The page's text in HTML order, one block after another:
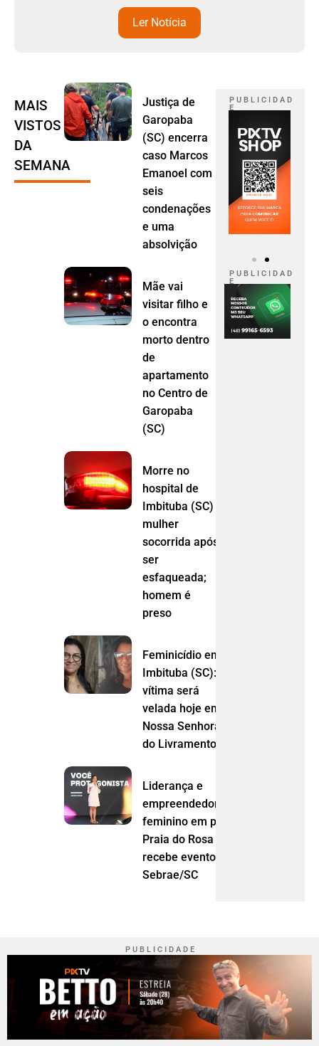
Ler Notícia
MAIS
VISTOS
DA
SEMANA
Justiça de
Garopaba
(SC) encerra
caso Marcos
Emanoel com
seis
condenações
e uma
absolvição
Mãe vai
visitar filho e
o encontra
morto dentro
de
apartamento
no Centro de
Garopaba
(SC)
Morre no
hospital de
Imbituba (SC)
mulher
socorrida após
ser
esfaqueada;
homem é
preso
Feminicídio em
Imbituba (SC):
vítima será
velada hoje em
Nossa Senhora
do Livramento (MT)
Liderança e
empreendedorismo
feminino em pauta:
Praia do Rosa
recebe evento do
Sebrae/SC
P U B L I C I D A D
E
P U B L I C I D A D
E
P U B L I C I D A D E